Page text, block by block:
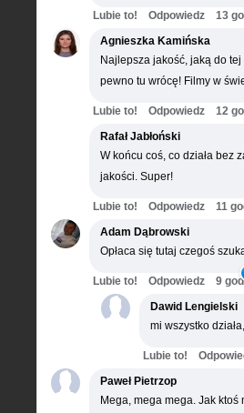
Lubie to! Odpowiedz
13
Agnieszka Kamińska
Najlepsza jakość, jaką do tej
pewno tu wrócę! Filmy w
Lubie to! Odpowiedz
12
Rafał Jabłoński
W końcu coś, co działa bez
jakości. Super!
Lubie to! Odpowiedz
11
Adam Dąbrowski
Opłaca się tutaj czegoś
Lubie to! Odpowiedz
9
Dawid Lengielski
mi wszystko
Lubie to!
Paweł Pietrzop
Mega, mega mega. Jak ktoś